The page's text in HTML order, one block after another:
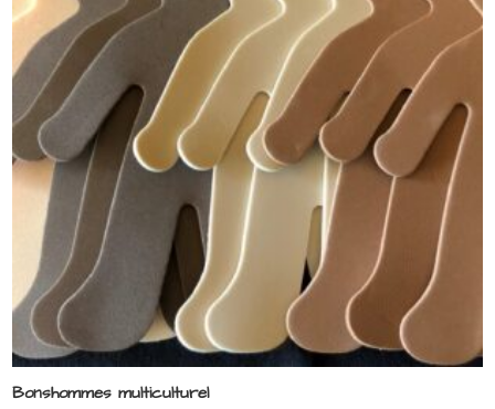
Bonshommes multiculturel